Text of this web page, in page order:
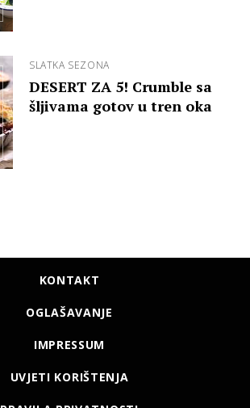
SLATKA SEZONA
DESERT ZA 5! Crumble sa
šljivama gotov u tren oka
KONTAKT
OGLAŠAVANJE
IMPRESSUM
UVJETI KORIŠTENJA